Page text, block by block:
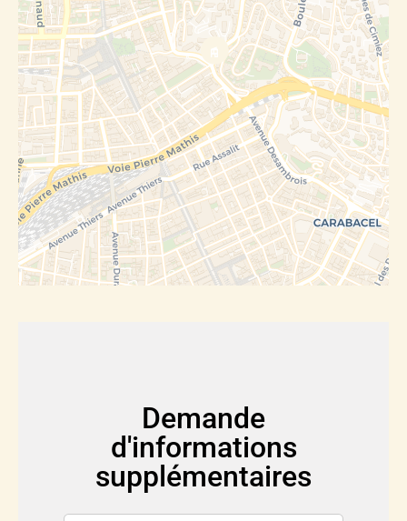
Demande
d'informations
supplémentaires